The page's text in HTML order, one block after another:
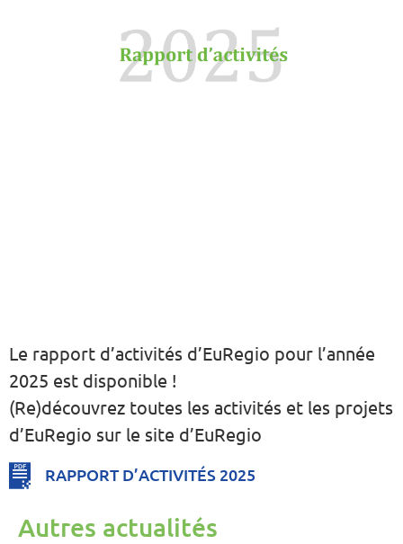
Le rapport d’activités d’EuRegio pour l’année
2025 est disponible !
(Re)découvrez toutes les activités et les projets
d’EuRegio sur le site d’EuRegio
RAPPORT D’ACTIVITÉS 2025
Autres actualités